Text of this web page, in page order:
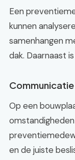
Een
kunnen
samenhangen
dak. Daarnaast
Op een
en de juiste